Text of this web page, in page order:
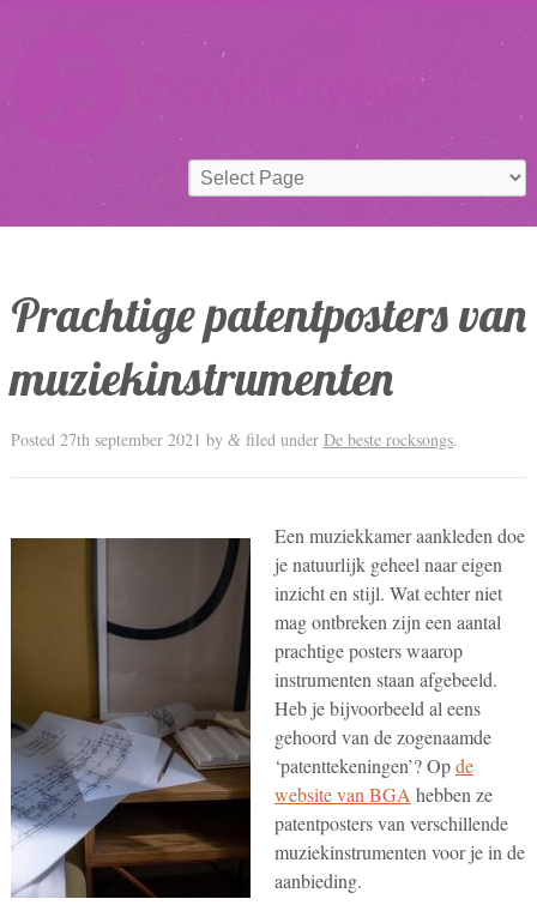
Prachtige patentposters van
muziekinstrumenten
Posted 27th september 2021 by &filed under De beste rocksongs.
Een muziekkamer aankleden doe
je natuurlijk geheel naar eigen
inzicht en stijl. Wat echter niet
mag ontbreken zijn een aantal
prachtige posters waarop
instrumenten staan afgebeeld.
Heb je bijvoorbeeld al eens
gehoord van de zogenaamde
‘patenttekeningen’? Opde
website van BGA hebben ze
patentposters van verschillende
muziekinstrumenten voor je in de
aanbieding.